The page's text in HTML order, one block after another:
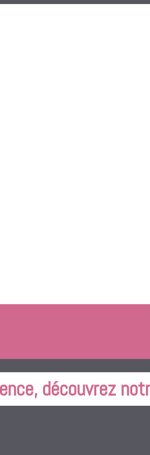
découvrez